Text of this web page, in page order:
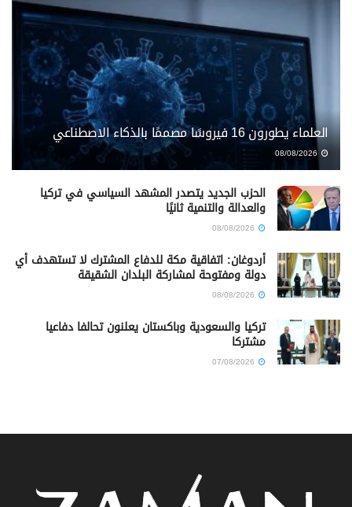
العلماء يطورون 16 فيروسًا مصممًا بالذكاء الاصطناعي
08/08/2026
الحزب الجديد يتصدر المشهد السياسي في تركيا
والعدالة والتنمية ثانيًا
أردوغان: اتفاقية مكة للدفاع المشترك لا تستهدف أي
دولة ومفتوحة لمشاركة البلدان الشقيقة
تركيا والسعودية وباكستان يعلنون تحالفا دفاعيا
مشتركا